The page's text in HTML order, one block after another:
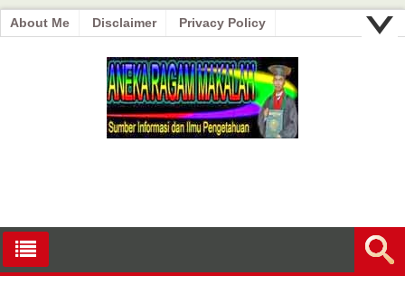
About Me Disclaimer Privacy Policy